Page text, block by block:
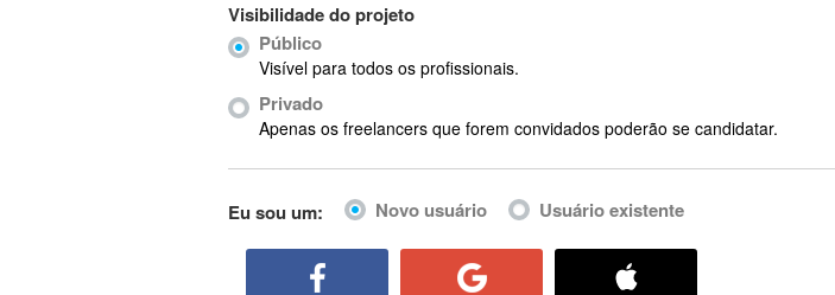
ABIS
AbleCommerce
Ableton Live
Abstract Window Toolkit (AWT)
Visibilidade do projeto
Público
Visível para todos os profissionais.
Privado
Apenas os freelancers que forem convidados poderão se candidatar.
Eu sou um: Novo usuário Usuário existente